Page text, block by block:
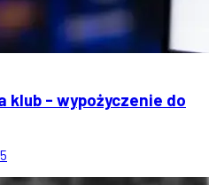
klub - wypożyczenie do